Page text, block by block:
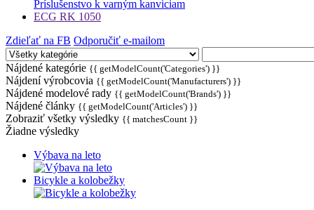
Príslušenstvo k varným kanviciam
ECG RK 1050
Zdieľať na FB Odporučiť e-mailom
Nájdené kategórie {{ getModelCount('Categories') }}
Nájdení výrobcovia {{ getModelCount('Manufacturers') }}
Nájdené modelové rady {{ getModelCount('Brands') }}
Nájdené články {{ getModelCount('Articles') }}
Zobraziť všetky výsledky {{ matchesCount }}
Žiadne výsledky
Výbava na leto
Bicykle a kolobežky